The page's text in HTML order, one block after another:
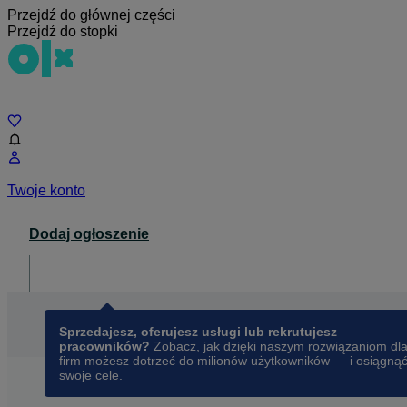
Przejdź do głównej części
Przejdź do stopki
Twoje konto
Dodaj ogłoszenie
Sprzedajesz, oferujesz usługi lub rekrutujesz
pracowników? Zobacz, jak dzięki naszym rozwiązaniom dla
firm możesz dotrzeć do milionów użytkowników — i osiągnąć
swoje cele.